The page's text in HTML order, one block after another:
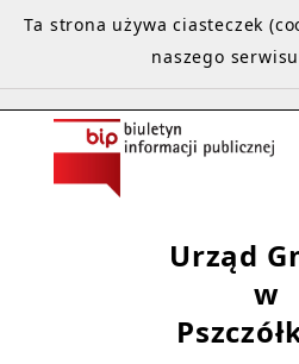
Urząd
w
Ta strona używa ciasteczek
naszego